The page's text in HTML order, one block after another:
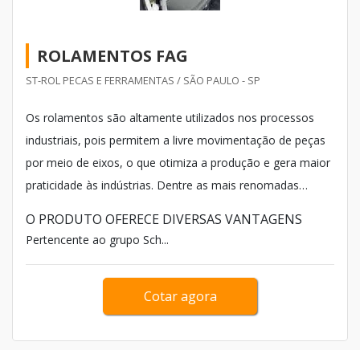
ROLAMENTOS FAG
ST-ROL PECAS E FERRAMENTAS / SÃO PAULO - SP
Os rolamentos são altamente utilizados nos processos
industriais, pois permitem a livre movimentação de peças
por meio de eixos, o que otimiza a produção e gera maior
praticidade às indústrias. Dentre as mais renomadas
O PRODUTO OFERECE DIVERSAS VANTAGENS
Pertencente ao grupo Sch...
Cotar agora